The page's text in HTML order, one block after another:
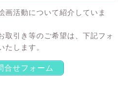
画活動について紹介していま
取引き等のご希望は、下記フォ
たします。
合せフォーム